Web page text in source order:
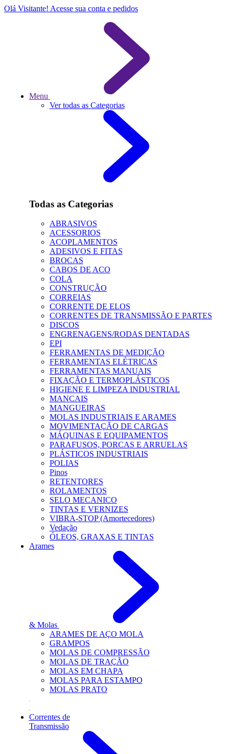
Olá Visitante! Acesse sua conta e pedidos
Menu
Ver todas as Categorias
Todas as Categorias
ABRASIVOS
ACESSORIOS
ACOPLAMENTOS
ADESIVOS E FITAS
BROCAS
CABOS DE ACO
COLA
CONSTRUÇÃO
CORREIAS
CORRENTE DE ELOS
CORRENTES DE TRANSMISSÃO E PARTES
DISCOS
ENGRENAGENS/RODAS DENTADAS
EPI
FERRAMENTAS DE MEDIÇÃO
FERRAMENTAS ELÉTRICAS
FERRAMENTAS MANUAIS
FIXAÇÃO E TERMOPLÁSTICOS
HIGIENE E LIMPEZA INDUSTRIAL
MANCAIS
MANGUEIRAS
MOLAS INDUSTRIAIS E ARAMES
MOVIMENTAÇÃO DE CARGAS
MÁQUINAS E EQUIPAMENTOS
PARAFUSOS, PORCAS E ARRUELAS
PLÁSTICOS INDUSTRIAIS
POLIAS
Pinos
RETENTORES
ROLAMENTOS
SELO MECANICO
TINTAS E VERNIZES
VIBRA-STOP (Amortecedores)
Vedação
ÓLEOS, GRAXAS E TINTAS
Arames
& Molas
ARAMES DE AÇO MOLA
GRAMPOS
MOLAS DE COMPRESSÃO
MOLAS DE TRAÇÃO
MOLAS EM CHAPA
MOLAS PARA ESTAMPO
MOLAS PRATO
Correntes de
Transmissão